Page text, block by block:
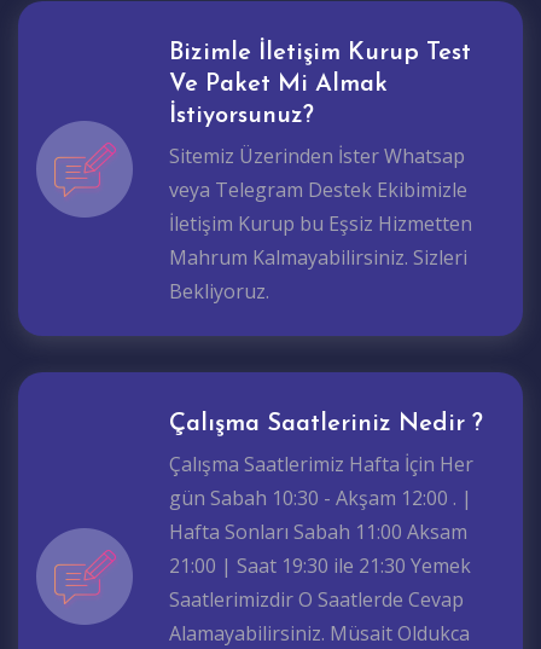
Bizimle İletişim Kurup Test
Ve Paket Mi Almak
İstiyorsunuz?
Sitemiz Üzerinden İster Whatsap
veya Telegram Destek Ekibimizle
İletişim Kurup bu Eşsiz Hizmetten
Mahrum Kalmayabilirsiniz. Sizleri
Bekliyoruz.
Çalışma Saatleriniz Nedir ?
Çalışma Saatlerimiz Hafta İçin Her
gün Sabah 10:30 - Akşam 12:00 . |
Hafta Sonları Sabah 11:00 Aksam
21:00 | Saat 19:30 ile 21:30 Yemek
Saatlerimizdir O Saatlerde Cevap
Alamayabilirsiniz. Müsait Oldukca